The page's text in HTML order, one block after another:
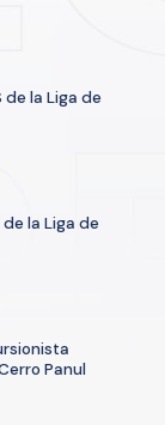
de la Liga de
de la Liga de
Panul